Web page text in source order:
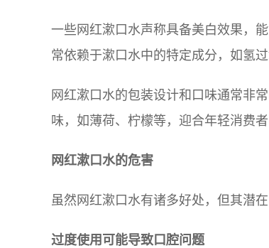
一些网红漱口水声称具备美白效果，
常依赖于漱口水中的特定成分，如氢
网红漱口水的包装设计和口味通常非
味，如薄荷、柠檬等，迎合年轻消费
网红漱口水的危害
虽然网红漱口水有诸多好处，但其潜
过度使用可能导致口腔问题